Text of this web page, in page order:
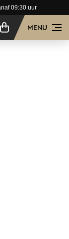
09:30 uur
MENU